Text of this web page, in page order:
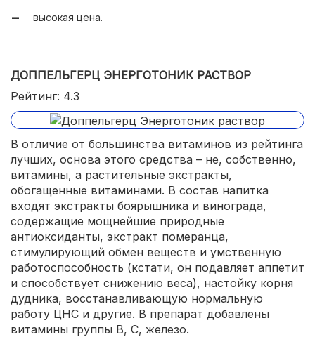
высокая цена.
ДОППЕЛЬГЕРЦ ЭНЕРГОТОНИК РАСТВОР
Рейтинг: 4.3
В отличие от большинства витаминов из рейтинга
лучших, основа этого средства – не, собственно,
витамины, а растительные экстракты,
обогащенные витаминами. В состав напитка
входят экстракты боярышника и винограда,
содержащие мощнейшие природные
антиоксиданты, экстракт померанца,
стимулирующий обмен веществ и умственную
работоспособность (кстати, он подавляет аппетит
и способствует снижению веса), настойку корня
дудника, восстанавливающую нормальную
работу ЦНС и другие. В препарат добавлены
витамины группы В, С, железо.